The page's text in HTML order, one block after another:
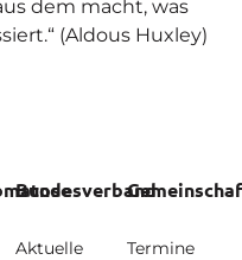
dem macht, was
(Aldous Huxley)
Bundesverband
Aktuelle
Termine